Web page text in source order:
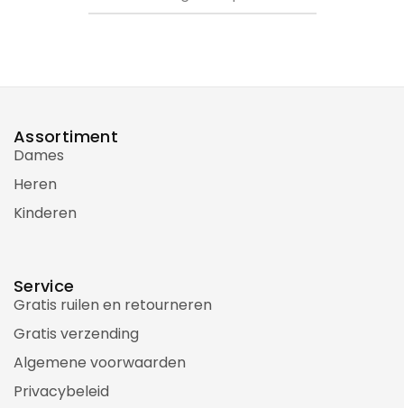
Assortiment
Dames
Heren
Kinderen
Service
Gratis ruilen en retourneren
Gratis verzending
Algemene voorwaarden
Privacybeleid